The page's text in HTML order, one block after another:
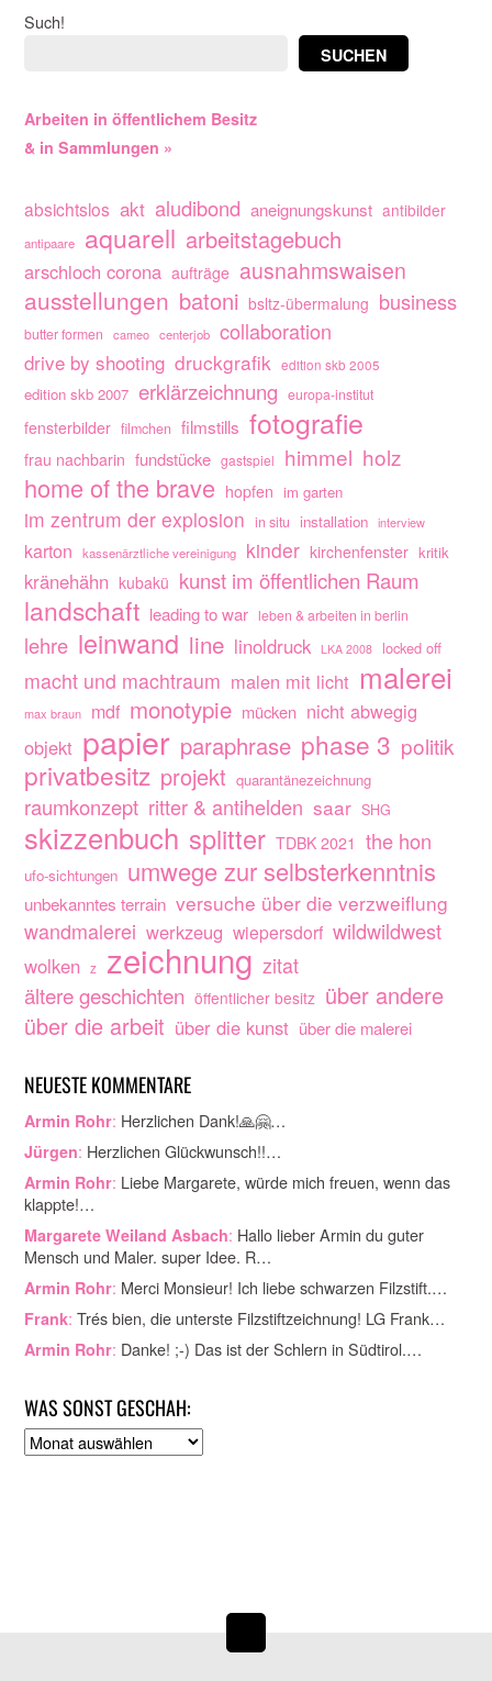
Such!
SUCHEN
Arbeiten in öffentlichem Besitz
& in Sammlungen »
absichtslos akt aludibond aneignungskunst antibilder
antipaare aquarell arbeitstagebuch
arschloch corona aufträge ausnahmswaisen
ausstellungen batoni bsltz-übermalung business
butter formen cameo centerjob collaboration
drive by shooting druckgrafik edition skb 2005
edition skb 2007 erklärzeichnung europa-institut
fensterbilder filmchen filmstills fotografie
frau nachbarin fundstücke gastspiel himmel holz
home of the brave hopfen im garten
im zentrum der explosion in situ installation interview
karton kassenärztliche vereinigung kinder kirchenfenster kritik
kränehähn kubakü kunst im öffentlichen Raum
landschaft leading to war leben & arbeiten in berlin
lehre leinwand line linoldruck LKA 2008 locked off
macht und machtraum malen mit licht malerei
max braun mdf monotypie mücken nicht abwegig
objekt papier paraphrase phase 3 politik
privatbesitz projekt quarantänezeichnung
raumkonzept ritter & antihelden saar SHG
skizzenbuch splitter TDBK 2021 the hon
ufo-sichtungen umwege zur selbsterkenntnis
unbekanntes terrain versuche über die verzweiflung
wandmalerei werkzeug wiepersdorf wildwildwest
wolken z zeichnung zitat
ältere geschichten öffentlicher besitz über andere
über die arbeit über die kunst über die malerei
NEUESTE KOMMENTARE
Armin Rohr: Herzlichen Dank!🙏🤗…
Jürgen: Herzlichen Glückwunsch!!…
Armin Rohr: Liebe Margarete, würde mich freuen, wenn das
klappte!…
Margarete Weiland Asbach: Hallo lieber Armin du guter
Mensch und Maler. super Idee. R…
Armin Rohr: Merci Monsieur! Ich liebe schwarzen Filzstift.…
Frank: Trés bien, die unterste Filzstiftzeichnung! LG Frank…
Armin Rohr: Danke! ;-) Das ist der Schlern in Südtirol.…
WAS SONST GESCHAH:
A